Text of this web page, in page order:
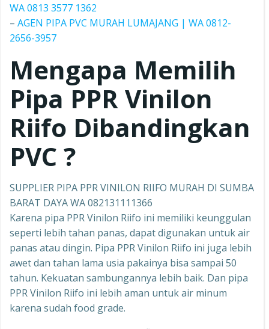
WA 0813 3577 1362
– AGEN PIPA PVC MURAH LUMAJANG | WA 0812-
2656-3957
Mengapa Memilih
Pipa PPRVinilon
Riifo Dibandingkan
PVC ?
SUPPLIER PIPA PPR VINILON RIIFO MURAH DI SUMBA
BARAT DAYA WA 082131111366
Karena pipa PPR Vinilon Riifo ini memiliki keunggulan
seperti lebih tahan panas, dapat digunakan untuk air
panas atau dingin. Pipa PPR Vinilon Riifo ini juga lebih
awet dan tahan lama usia pakainya bisa sampai 50
tahun. Kekuatan sambungannya lebih baik. Dan pipa
PPR Vinilon Riifo ini lebih aman untuk air minum
karena sudah food grade.